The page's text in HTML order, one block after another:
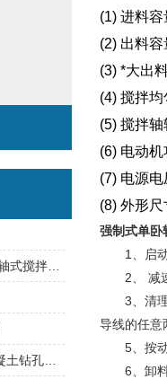
(1) 进料容
(2) 出料容
(3) *大出
(4) 搅拌均
(5) 搅拌轴
(6) 电动机
(7) 电源电
(8) 外形尺
强制式单卧
1、启动
2、 减速
3、清理
导线的任意
5、按动
6、卸料